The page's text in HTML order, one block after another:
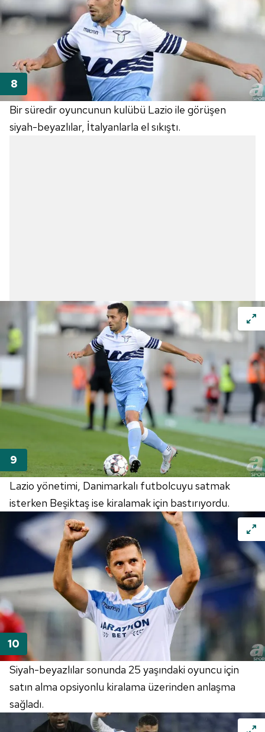
Bir süredir oyuncunun kulübü Lazio ile görüşen
siyah-beyazlılar, İtalyanlarla el sıkıştı.
Lazio yönetimi, Danimarkalı futbolcuyu satmak
isterken Beşiktaş ise kiralamak için bastırıyordu.
Siyah-beyazlılar sonunda 25 yaşındaki oyuncu için
satın alma opsiyonlu kiralama üzerinden anlaşma
sağladı.